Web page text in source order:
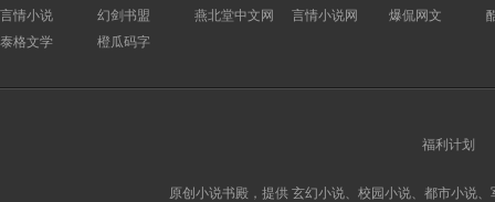
言情小说
幻剑书盟 燕北堂中文网 言情小说网 爆侃网文
泰格文学
橙瓜码字
福利计划
原创小说书殿，提供 玄幻小说、校园小说、都市小说